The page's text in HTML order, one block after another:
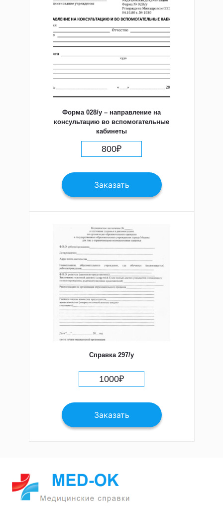
Форма 028/у – направление на
консультацию во вспомогательные
кабинеты
800₽
Заказать
Справка 297/у
1000₽
Заказать